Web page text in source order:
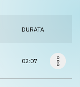
DURATA
02:07